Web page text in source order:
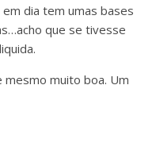
dia tem umas bases
que se tivesse
mesmo muito boa. Um